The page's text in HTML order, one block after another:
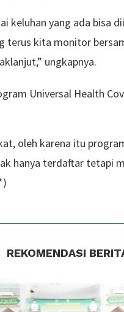
keluhan yang ada bisa
terus kita monitor
ungkapnya.
Universal Health
oleh karena itu
hanya terdaftar tetapi
REKOMENDASI